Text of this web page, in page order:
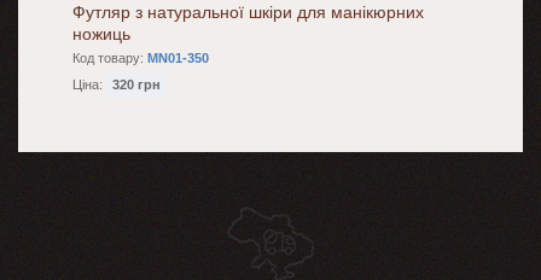
Футляр з натуральної шкіри для манікюрних
ножиць
Код товару: MN01-350
Ціна:
320 грн